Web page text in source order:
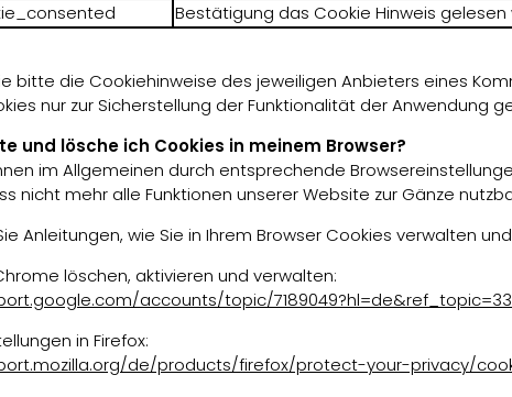
Bestätigung das Cookie Hinweis gelesen
bitte die Cookiehinweise des jeweiligen Anbieters eines
nur zur Sicherstellung der Funktionalität der Anwendung
und lösche ich Cookies in meinem Browser?
im Allgemeinen durch entsprechende
nicht mehr alle Funktionen unserer Website zur Gänze
Anleitungen, wie Sie in Ihrem Browser Cookies verwalten
löschen, aktivieren und verwalten:
accounts/topic/
in Firefox:
de/products/firefox/protect-your-privacy/